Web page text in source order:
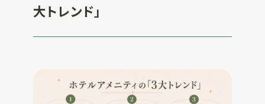
大トレンド」